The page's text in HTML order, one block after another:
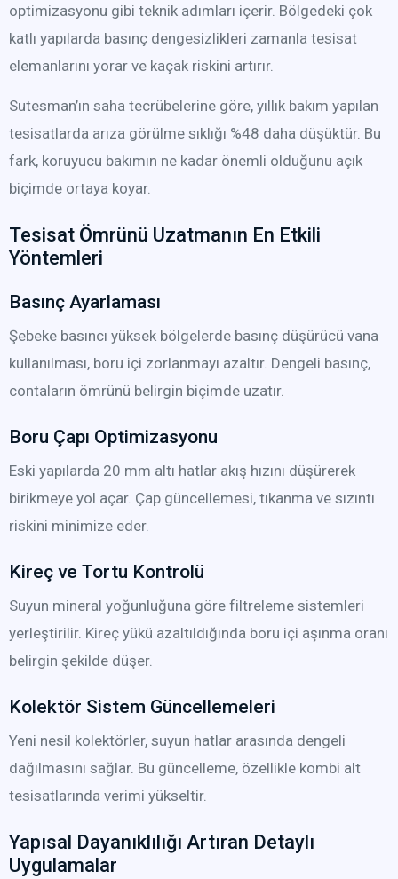
optimizasyonu gibi teknik adımları içerir. Bölgedeki çok
katlı yapılarda basınç dengesizlikleri zamanla tesisat
elemanlarını yorar ve kaçak riskini artırır.
Sutesman’ın saha tecrübelerine göre, yıllık bakım yapılan
tesisatlarda arıza görülme sıklığı %48 daha düşüktür. Bu
fark, koruyucu bakımın ne kadar önemli olduğunu açık
biçimde ortaya koyar.
Tesisat Ömrünü Uzatmanın En Etkili
Yöntemleri
Basınç Ayarlaması
Şebeke basıncı yüksek bölgelerde basınç düşürücü vana
kullanılması, boru içi zorlanmayı azaltır. Dengeli basınç,
contaların ömrünü belirgin biçimde uzatır.
Boru Çapı Optimizasyonu
Eski yapılarda 20 mm altı hatlar akış hızını düşürerek
birikmeye yol açar. Çap güncellemesi, tıkanma ve sızıntı
riskini minimize eder.
Kireç ve Tortu Kontrolü
Suyun mineral yoğunluğuna göre filtreleme sistemleri
yerleştirilir. Kireç yükü azaltıldığında boru içi aşınma oranı
belirgin şekilde düşer.
Kolektör Sistem Güncellemeleri
Yeni nesil kolektörler, suyun hatlar arasında dengeli
dağılmasını sağlar. Bu güncelleme, özellikle kombi alt
tesisatlarında verimi yükseltir.
Yapısal Dayanıklılığı Artıran Detaylı
Uygulamalar